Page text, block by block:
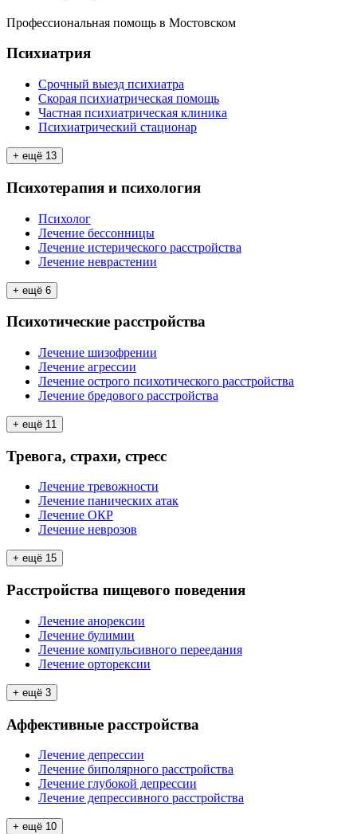
Профессиональная помощь в Мостовском
Психиатрия
Срочный выезд психиатра
Скорая психиатрическая помощь
Частная психиатрическая клиника
Психиатрический стационар
+ ещё 13
Психотерапия и психология
Психолог
Лечение бессонницы
Лечение истерического расстройства
Лечение неврастении
+ ещё 6
Психотические расстройства
Лечение шизофрении
Лечение агрессии
Лечение острого психотического расстройства
Лечение бредового расстройства
+ ещё 11
Тревога, страхи, стресс
Лечение тревожности
Лечение панических атак
Лечение ОКР
Лечение неврозов
+ ещё 15
Расстройства пищевого поведения
Лечение анорексии
Лечение булимии
Лечение компульсивного переедания
Лечение орторексии
+ ещё 3
Аффективные расстройства
Лечение депрессии
Лечение биполярного расстройства
Лечение глубокой депрессии
Лечение депрессивного расстройства
+ ещё 10